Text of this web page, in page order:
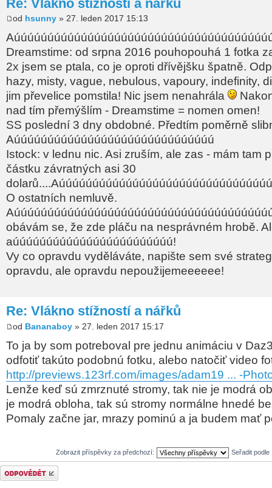
Re: Vlákno stížností a nářků
od hsunny » 27. leden 2017 15:13
Dreamstime: od srpna 2016 pouhopouhá 1 fotka
2x jsem se ptala, co je oproti dřívějšku špatně.
hazy, misty, vague, nebulous, vapoury, indefinity,
jim převelice pomstila! Nic jsem nenahrála
nad tím přemýšlím - Dreamstime = nomen omen!
SS poslední 3 dny obdobné. Předtím poměrně
Aúúúúúúúúúúúúúúúúúúúúúúúúúúúúúú
Istock: v lednu nic. Asi zruším, ale zas - mám tam
částku závratných asi 30
O ostatních nemluvě.
obávám se, že zde pláču na nesprávném hrobě.
aúúúúúúúúúúúúúúúúúúúúúúúú!
Vy co opravdu vyděláváte, napište sem své
opravdu, ale opravdu nepoužijemeeeeee!
Re: Vlákno stížností a nářků
od Bananaboy » 27. leden 2017 15:17
To ja by som potreboval pre jednu animáciu v
odfotiť takúto podobnú fotku, alebo natočiť video
http://previews.123rf.com/images/adam19 ... -
Lenže keď sú zmrznuté stromy, tak nie je modrá
je modrá obloha, tak sú stromy normálne hnedé
Pomaly začne jar, mrazy pominú a ja budem mať
Zobrazit příspěvky za předchozí: Seřadit podle
Odeslat odpověď